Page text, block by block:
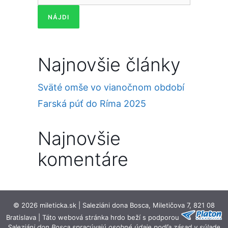
Najnovšie články
Sväté omše vo vianočnom období
Farská púť do Ríma 2025
Najnovšie
komentáre
© 2026 mileticka.sk | Saleziáni dona Bosca, Miletičova 7, 821 08
Bratislava | Táto webová stránka hrdo beží s podporou